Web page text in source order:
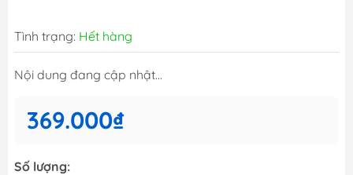
Tình trạng: Hết hàng
Nội dung đang cập nhật...
369.000₫
Số lượng: